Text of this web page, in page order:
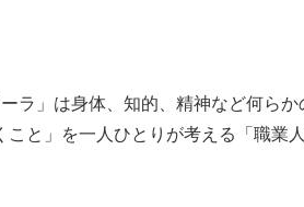
」は身体、知的、精神など何ら
と」を一人ひとりが考える「職業